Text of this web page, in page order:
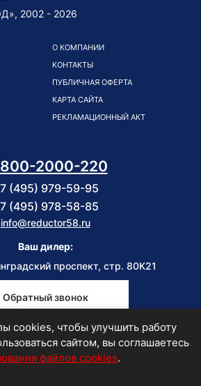
2002 - 2026
О КОМПАНИИ
КОНТАКТЫ
ПУБЛИЧНАЯ ОФЕРТА
КАРТА САЙТА
РЕКЛАМАЦИОННЫЙ АКТ
2000-220
(495) 979-59-95
(495) 978-58-85
info@reductor58.ru
Ваш дилер:
проспект, стр. 80К21
Обратный звонок
Пн-Пт
9:00-18:00
cookies, чтобы улучшить работу
сайтом, вы соглашаетесь
файлов cookies.